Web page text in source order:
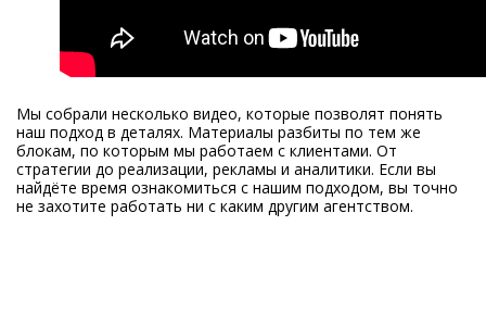
Мы собрали несколько видео, которые позволят понять
наш подход в деталях. Материалы разбиты по тем же
блокам, по которым мы работаем с клиентами. От
стратегии до реализации, рекламы и аналитики. Если вы
найдёте время ознакомиться с нашим подходом, вы точно
не захотите работать ни с каким другим агентством.